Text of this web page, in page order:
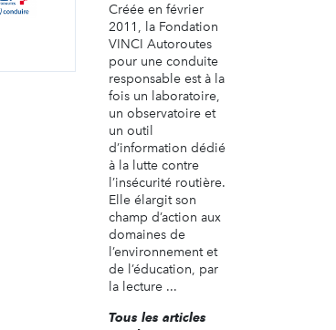
Créée en février
2011, la Fondation
VINCI Autoroutes
pour une conduite
responsable est à la
fois un laboratoire,
un observatoire et
un outil
d’information dédié
à la lutte contre
l’insécurité routière.
Elle élargit son
champ d’action aux
domaines de
l’environnement et
de l’éducation, par
la lecture ...
Tous les articles